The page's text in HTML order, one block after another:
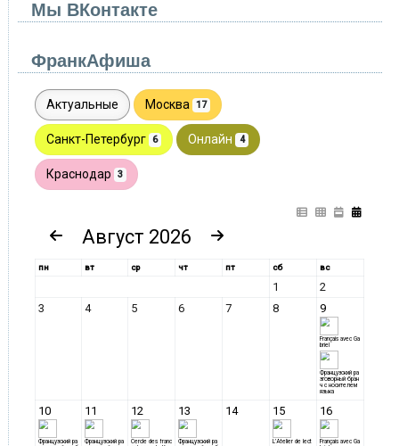
Мы ВКонтакте
ФранкАфиша